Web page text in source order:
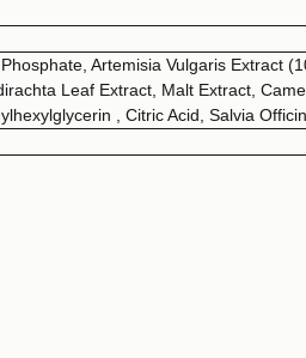
Artemisia Vulgaris Extract
Leaf Extract, Malt Extract,
, Citric Acid, Salvia